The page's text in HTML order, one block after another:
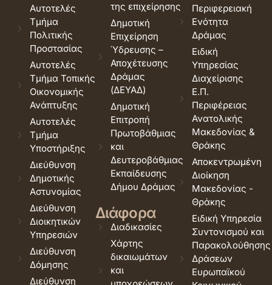
Αυτοτελές
Τμήμα
Πολιτικής
Προστασίας
Αυτοτελές
Τμήμα Τοπικής
Οικονομικής
Ανάπτυξης
Αυτοτελές
Τμήμα
Υποστήριξης
Διεύθυνση
Δημοτικής
Αστυνομίας
Διεύθυνση
Διοικητικών
Υπηρεσιών
Διεύθυνση
Δόμησης
Διεύθυνση
της επιχείρησης
Δημοτική
Επιχείρηση
Ύδρευσης –
Αποχέτευσης
Δράμας
(ΔΕΥΑΔ)
Δημοτική
Επιτροπή
Πρωτοβάθμιας
και
Δευτεροβάθμιας
Εκπαίδευσης
Δήμου Δράμας
Διάφορα
Διαδικασίες
Χάρτης
δικαιωμάτων
και
Περιφερειακή
Ενότητα
Δράμας
Ειδική
Υπηρεσίας
Διαχείρισης
Ε.Π.
Περιφέρειας
Ανατολικής
Μακεδονίας &
Θράκης
Αποκεντρωμένη
Διοίκηση
Μακεδονίας -
Θράκης
Ειδική Υπηρεσία
Συντονισμού και
Παρακολούθησης
Δράσεων
Ευρωπαϊκού